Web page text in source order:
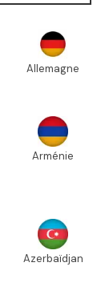
Allemagne
Arménie
Azerbaïdjan